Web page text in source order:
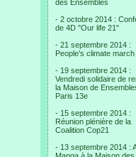
des Ensembles
- 2 octobre 2014 :
de 4D "Our life 21"
- 21 septembre 2014 :
People's climate march
- 19 septembre 2014 :
Vendredi solidaire de
la Maison de
Paris 13e
- 15 septembre 2014 :
Réunion plénière de la
Coalition Cop21
- 13 septembre 2014 :